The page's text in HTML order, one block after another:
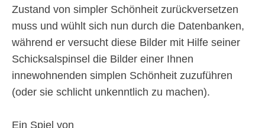
Zustand von simpler Schönheit zurückversetzen
muss und wühlt sich nun durch die Datenbanken,
während er versucht diese Bilder mit Hilfe seiner
Schicksalspinsel die Bilder einer Ihnen
innewohnenden simplen Schönheit zuzuführen
(oder sie schlicht unkenntlich zu machen).
Ein Spiel von